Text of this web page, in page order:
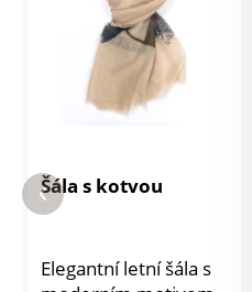
Šála s kotvou
Elegantní letní šála s